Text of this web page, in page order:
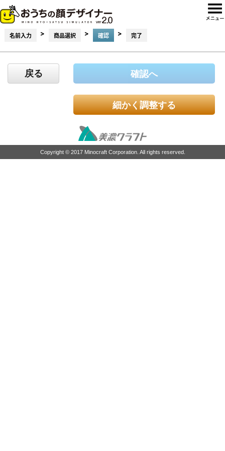
名前入力 > 商品選択 > 確認 > 完了
戻る 確認へ
細かく調整する
Copyright © 2017 Minocraft Corporation. All rights reserved.